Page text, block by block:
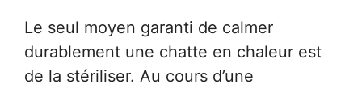
Le seul moyen garanti de calmer
durablement une chatte en chaleur est
de la stériliser. Au cours d’une